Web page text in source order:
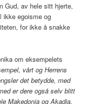
Gud, av hele sitt hjerte,
ikke egoisme og
for ikke å snakke
om eksempelets
vårt og Herrens
det betydde, med
er dere også selv blitt
Makedonia og Akadia.